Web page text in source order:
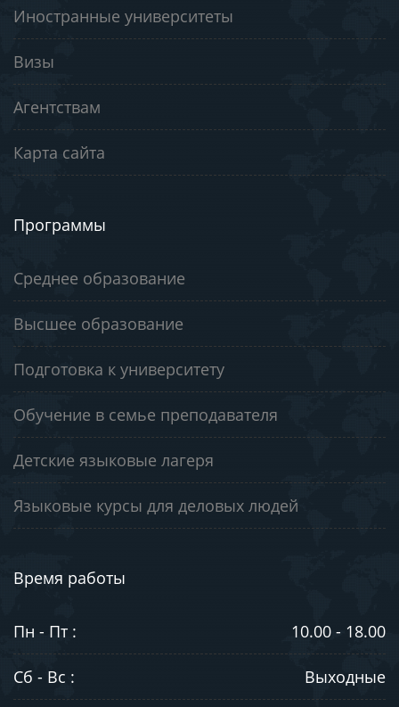
Иностранные университеты
Визы
Агентствам
Карта сайта
Программы
Среднее образование
Высшее образование
Подготовка к университету
Обучение в семье преподавателя
Детские языковые лагеря
Языковые курсы для деловых людей
Время работы
Пн - Пт : 10.00 - 18.00
Сб - Вс : Выходные